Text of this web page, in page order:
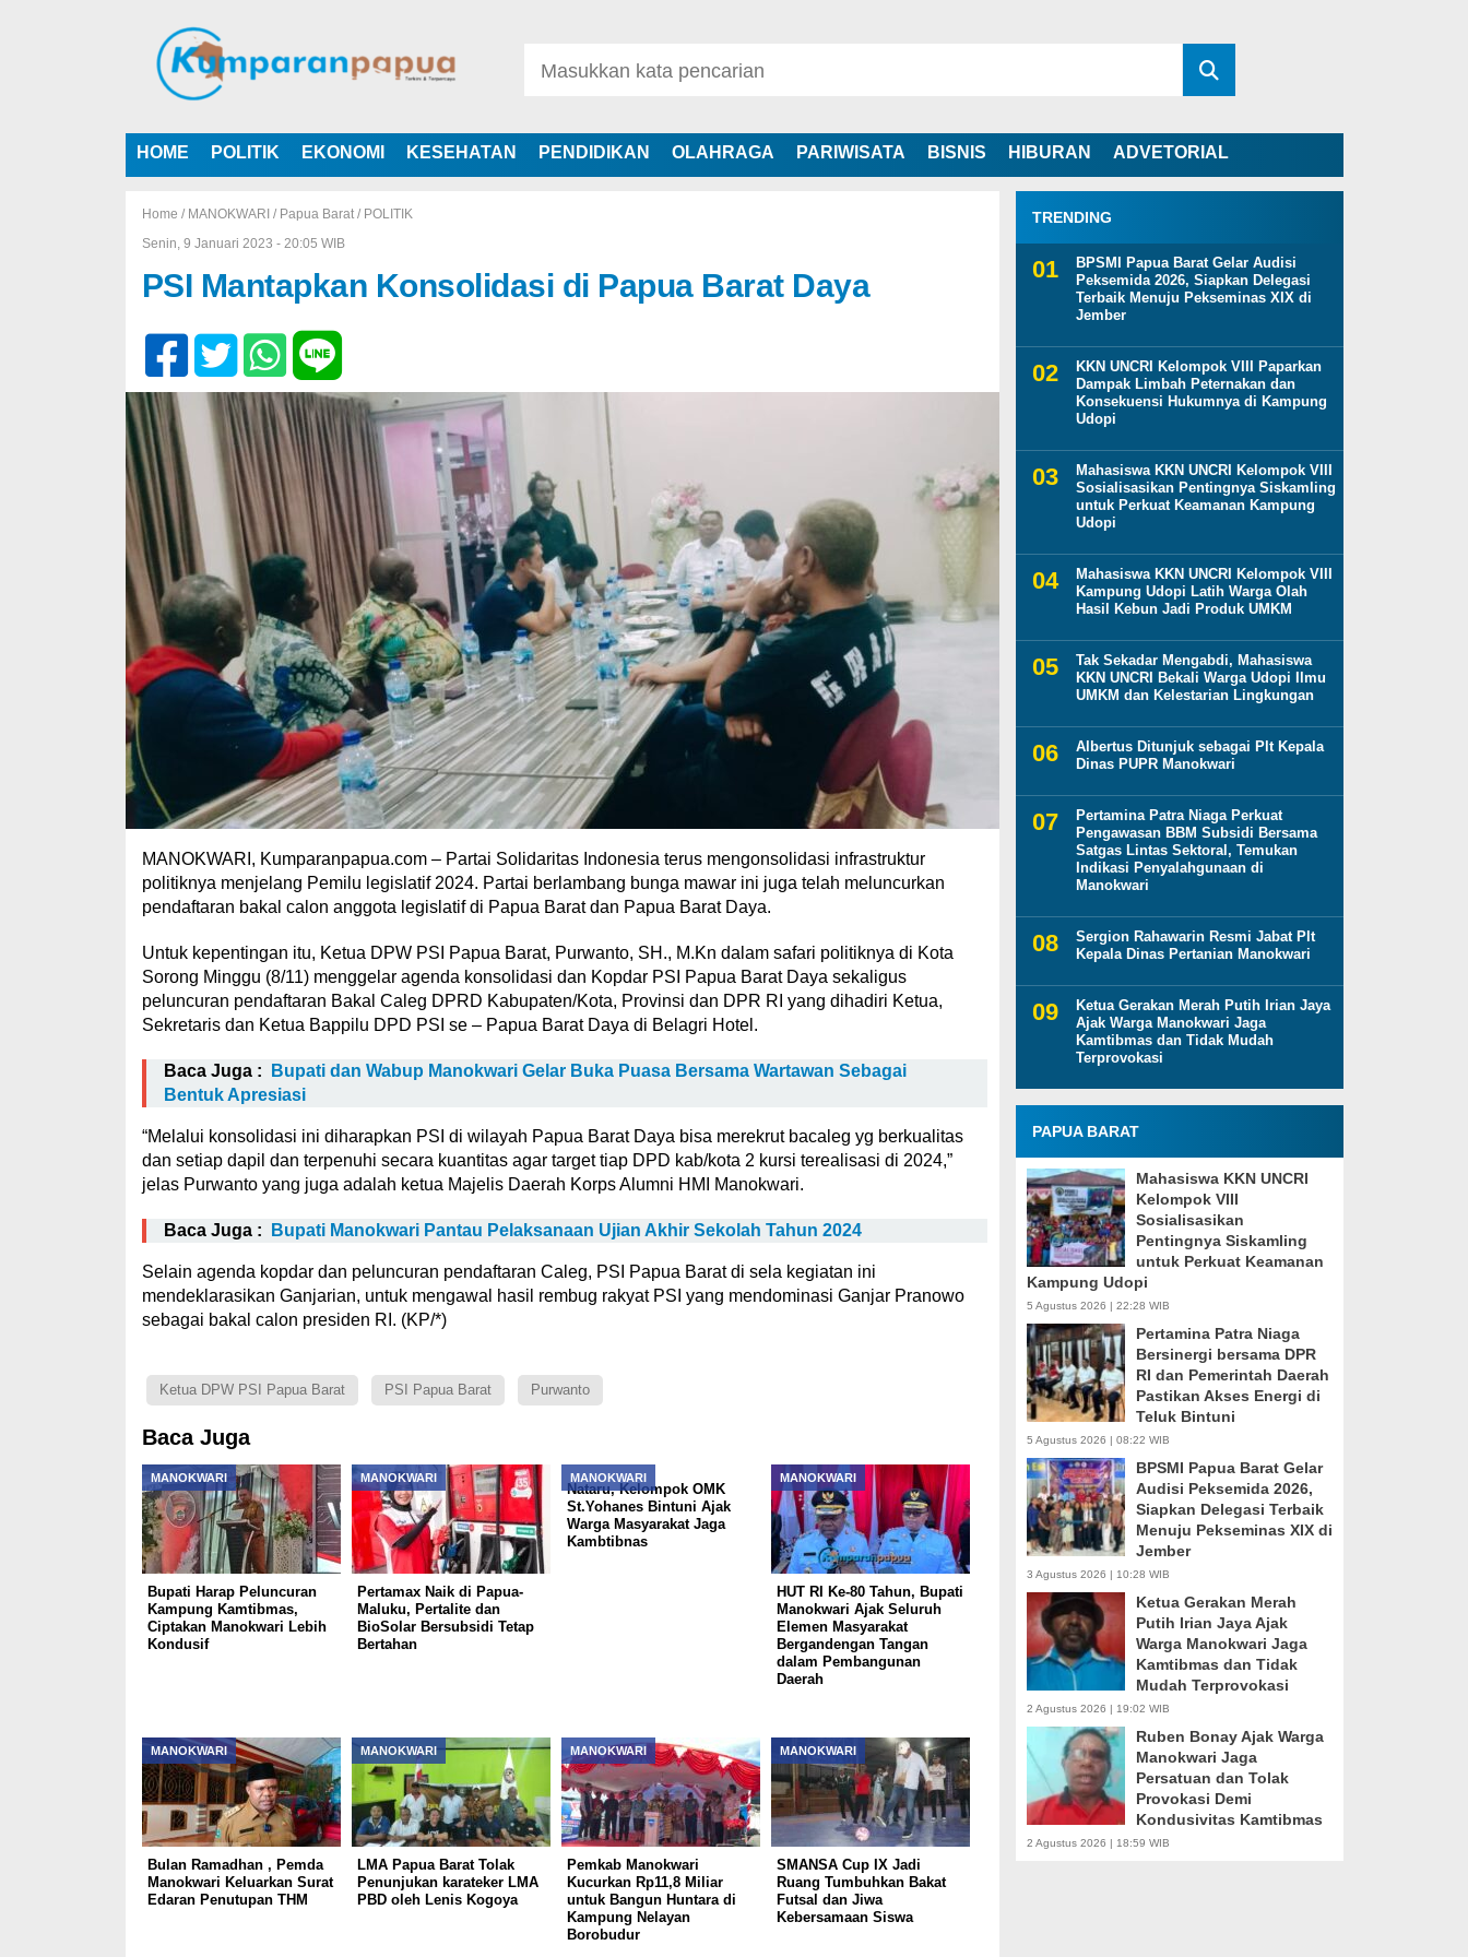
HOME POLITIK EKONOMI KESEHATAN PENDIDIKAN OLAHRAGA PARIWISATA BISNIS HIBURAN ADVETORIAL
Home / MANOKWARI / Papua Barat/ POLITIK
Senin, 9 Januari 2023 - 20:05 WIB
PSI Mantapkan Konsolidasi di Papua Barat Daya
MANOKWARI, Kumparanpapua.com – Partai Solidaritas Indonesia terus mengonsolidasi infrastruktur
politiknya menjelang Pemilu legislatif 2024. Partai berlambang bunga mawar ini juga telah meluncurkan
pendaftaran bakal calon anggota legislatif di Papua Barat dan Papua Barat Daya.
Untuk kepentingan itu, Ketua DPW PSI Papua Barat, Purwanto, SH., M.Kn dalam safari politiknya di Kota
Sorong Minggu (8/11) menggelar agenda konsolidasi dan Kopdar PSI Papua Barat Daya sekaligus
peluncuran pendaftaran Bakal Caleg DPRD Kabupaten/Kota, Provinsi dan DPR RI yang dihadiri Ketua,
Sekretaris dan Ketua Bappilu DPD PSI se – Papua Barat Daya di Belagri Hotel.
Baca Juga :
Bupati dan Wabup Manokwari Gelar Buka Puasa Bersama Wartawan Sebagai
Bentuk Apresiasi
“Melalui konsolidasi ini diharapkan PSI di wilayah Papua Barat Daya bisa merekrut bacaleg yg berkualitas
dan setiap dapil dan terpenuhi secara kuantitas agar target tiap DPD kab/kota 2 kursi terealisasi di 2024,”
jelas Purwanto yang juga adalah ketua Majelis Daerah Korps Alumni HMI Manokwari.
Baca Juga : Bupati Manokwari Pantau Pelaksanaan Ujian Akhir Sekolah Tahun 2024
Selain agenda kopdar dan peluncuran pendaftaran Caleg, PSI Papua Barat di sela kegiatan ini
mendeklarasikan Ganjarian, untuk mengawal hasil rembug rakyat PSI yang mendominasi Ganjar Pranowo
sebagai bakal calon presiden RI. (KP/*)
Ketua DPW PSI Papua Barat PSI Papua Barat Purwanto
Baca Juga
MANOKWARI
Bupati Harap Peluncuran
Kampung Kamtibmas,
Ciptakan Manokwari Lebih
Kondusif
MANOKWARI
Pertamax Naik di Papua-
Maluku, Pertalite dan
BioSolar Bersubsidi Tetap
Bertahan
MANOKWARI
Nataru, Kelompok OMK
St.Yohanes Bintuni Ajak
Warga Masyarakat Jaga
Kambtibnas
MANOKWARI
HUT RI Ke-80 Tahun, Bupati
Manokwari Ajak Seluruh
Elemen Masyarakat
Bergandengan Tangan
dalam Pembangunan
Daerah
MANOKWARI
Bulan Ramadhan , Pemda
Manokwari Keluarkan Surat
Edaran Penutupan THM
MANOKWARI
LMA Papua Barat Tolak
Penunjukan karateker LMA
PBD oleh Lenis Kogoya
MANOKWARI
Pemkab Manokwari
Kucurkan Rp11,8 Miliar
untuk Bangun Huntara di
Kampung Nelayan
Borobudur
MANOKWARI
SMANSA Cup IX Jadi
Ruang Tumbuhkan Bakat
Futsal dan Jiwa
Kebersamaan Siswa
TRENDING
BPSMI Papua Barat Gelar Audisi
Peksemida 2026, Siapkan Delegasi
Terbaik Menuju Pekseminas XIX di
Jember
KKN UNCRI Kelompok VIII Paparkan
Dampak Limbah Peternakan dan
Konsekuensi Hukumnya di Kampung
Udopi
Mahasiswa KKN UNCRI Kelompok VIII
Sosialisasikan Pentingnya Siskamling
untuk Perkuat Keamanan Kampung
Udopi
Mahasiswa KKN UNCRI Kelompok VIII
Kampung Udopi Latih Warga Olah
Hasil Kebun Jadi Produk UMKM
Tak Sekadar Mengabdi, Mahasiswa
KKN UNCRI Bekali Warga Udopi Ilmu
UMKM dan Kelestarian Lingkungan
Albertus Ditunjuk sebagai Plt Kepala
Dinas PUPR Manokwari
Pertamina Patra Niaga Perkuat
Pengawasan BBM Subsidi Bersama
Satgas Lintas Sektoral, Temukan
Indikasi Penyalahgunaan di
Manokwari
Sergion Rahawarin Resmi Jabat Plt
Kepala Dinas Pertanian Manokwari
Ketua Gerakan Merah Putih Irian Jaya
Ajak Warga Manokwari Jaga
Kamtibmas dan Tidak Mudah
Terprovokasi
PAPUA BARAT
Mahasiswa KKN UNCRI
Kelompok VIII
Sosialisasikan
Pentingnya Siskamling
untuk Perkuat Keamanan
Kampung Udopi
5 Agustus 2026 | 22:28 WIB
Pertamina Patra Niaga
Bersinergi bersama DPR
RI dan Pemerintah Daerah
Pastikan Akses Energi di
Teluk Bintuni
5 Agustus 2026 | 08:22 WIB
BPSMI Papua Barat Gelar
Audisi Peksemida 2026,
Siapkan Delegasi Terbaik
Menuju Pekseminas XIX di
Jember
3 Agustus 2026 | 10:28 WIB
Ketua Gerakan Merah
Putih Irian Jaya Ajak
Warga Manokwari Jaga
Kamtibmas dan Tidak
Mudah Terprovokasi
2 Agustus 2026 | 19:02 WIB
Ruben Bonay Ajak Warga
Manokwari Jaga
Persatuan dan Tolak
Provokasi Demi
Kondusivitas Kamtibmas
2 Agustus 2026 | 18:59 WIB